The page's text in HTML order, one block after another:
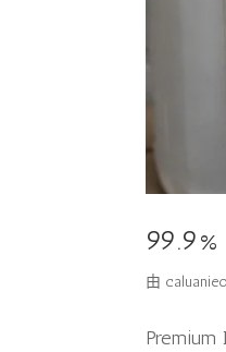
由
Premium